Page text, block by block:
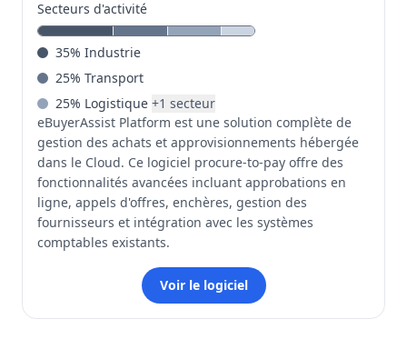
Secteurs d'activité
35% Industrie
25% Transport
25% Logistique +1 secteur
eBuyerAssist Platform est une solution complète de
gestion des achats et approvisionnements hébergée
dans le Cloud. Ce logiciel procure-to-pay offre des
fonctionnalités avancées incluant approbations en
ligne, appels d'offres, enchères, gestion des
fournisseurs et intégration avec les systèmes
comptables existants.
Voir le logiciel